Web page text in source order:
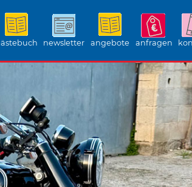
newsletter angebote anfragen